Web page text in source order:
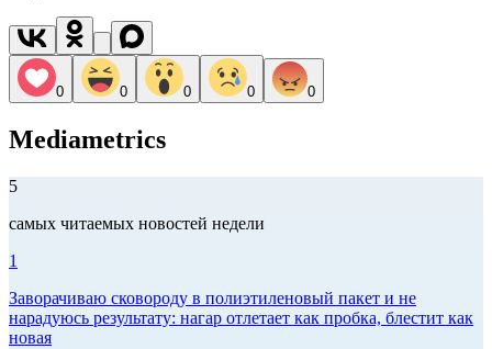
0 0 0 0 0
Mediametrics
5
самых читаемых новостей недели
1
Заворачиваю сковороду в полиэтиленовый пакет и не
нарадуюсь результату: нагар отлетает как пробка, блестит как
новая